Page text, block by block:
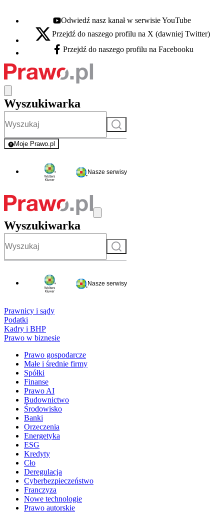
Youtube - otwiera się w nowej karcie
Odwiedź nasz kanał w serwisie YouTube
X - otwiera się w nowej karcie
Przejdź do naszego profilu na X (dawniej Twitter)
Facebook - otwiera się w nowej karcie
Przejdź do naszego profilu na Facebooku
Wyszukiwarka
Szukaj
Moje Prawo.pl
- rejestracja i logowanie do serwisu
Nasze serwisy
Wyszukiwarka
Szukaj
Nasze serwisy
Prawnicy i sądy
Podatki
Kadry i BHP
Prawo w biznesie
Prawo gospodarcze
Małe i średnie firmy
Spółki
Finanse
Prawo AI
Budownictwo
Środowisko
Banki
Orzeczenia
Energetyka
ESG
Kredyty
Cło
Deregulacja
Cyberbezpieczeństwo
Franczyza
Nowe technologie
Prawo autorskie